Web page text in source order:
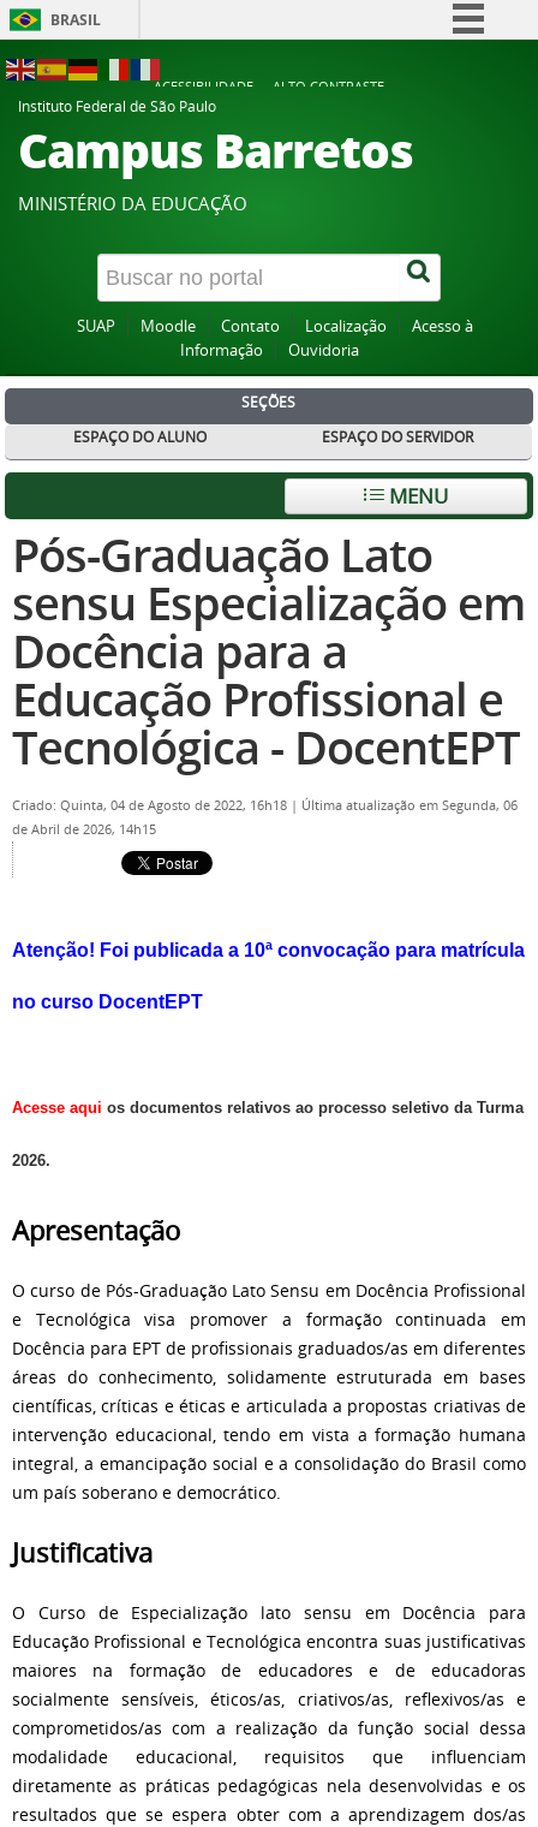
BRASIL
Participe
Acesso à informação
Canais
ACESSIBILIDADE
ALTO CONTRASTE
Instituto Federal de São Paulo
Campus Barretos
MINISTÉRIO DA EDUCAÇÃO
SUAP Moodle Contato Localização
Acesso à
Informação
Ouvidoria
SEÇÕES
ESPAÇO DO ALUNO
ESPAÇO DO SERVIDOR
MENU
Pós-Graduação Lato
sensu Especialização em
Docência para a
Educação Profissional e
Tecnológica - DocentEPT
Criado: Quinta, 04 de Agosto de 2022, 16h18 | Última atualização em Segunda, 06
de Abril de 2026, 14h15
Atenção! Foi publicada a 10ª convocação para matrícula
no curso DocentEPT
Acesse aqui os documentos relativos ao processo seletivo da Turma
2026.
Apresentação
O curso de Pós-Graduação Lato Sensu em Docência Profissional
e Tecnológica visa promover a formação continuada em
Docência para EPT de profissionais graduados/as em diferentes
áreas do conhecimento, solidamente estruturada em bases
científicas, críticas e éticas e articulada a propostas criativas de
intervenção educacional, tendo em vista a formação humana
integral, a emancipação social e a consolidação do Brasil como
um país soberano e democrático.
Justificativa
O Curso de Especialização lato sensu em Docência para
Educação Profissional e Tecnológica encontra suas justificativas
maiores na formação de educadores e de educadoras
socialmente sensíveis, éticos/as, criativos/as, reflexivos/as e
comprometidos/as com a realização da função social dessa
modalidade educacional, requisitos que influenciam
diretamente as práticas pedagógicas nela desenvolvidas e os
resultados que se espera obter com a aprendizagem dos/as